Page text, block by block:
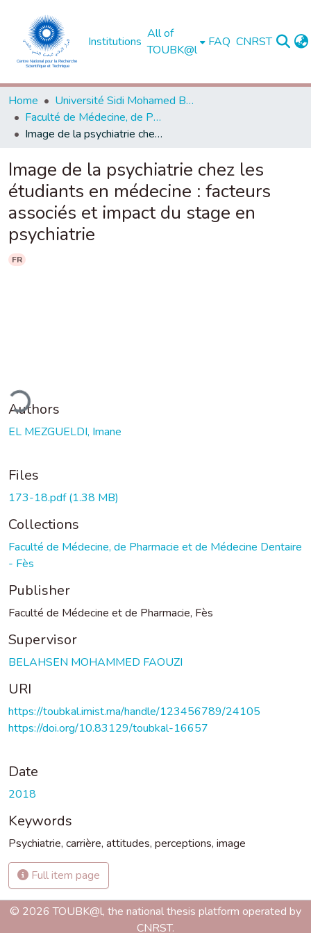
Institutions
All of
TOUBK@l
FAQ CNRST
Home
Université Sidi Mohamed Ben Abdellah de Fès
Faculté de Médecine, de Pharmacie et de Médecine Dentaire - Fès
Image de la psychiatrie chez les étudiants en médecine : facteurs associés et impact du stage en psychiatrie
Image de la psychiatrie chez les
étudiants en médecine : facteurs
associés et impact du stage en
psychiatrie
FR
Authors
EL MEZGUELDI, Imane
Files
173-18.pdf(1.38 MB)
Collections
Faculté de Médecine, de Pharmacie et de Médecine Dentaire
- Fès
Publisher
Faculté de Médecine et de Pharmacie, Fès
Supervisor
BELAHSEN MOHAMMED FAOUZI
URI
https://toubkal.imist.ma/handle/123456789/24105
https://doi.org/10.83129/toubkal-16657
Date
2018
Keywords
Psychiatrie, carrière, attitudes, perceptions, image
Full item page
© 2026 TOUBK@l, the national thesis platform operated by
CNRST.